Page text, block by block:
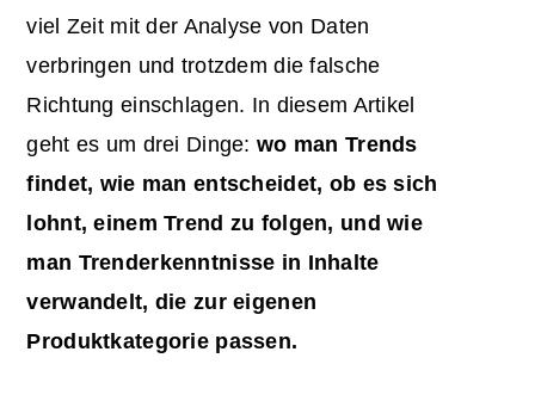
viel Zeit mit der Analyse von Daten
verbringen und trotzdem die falsche
Richtung einschlagen. In diesem Artikel
geht es um drei Dinge: wo man Trends
findet, wie man entscheidet, ob es sich
lohnt, einem Trend zu folgen, und wie
man Trenderkenntnisse in Inhalte
verwandelt, die zur eigenen
Produktkategorie passen.